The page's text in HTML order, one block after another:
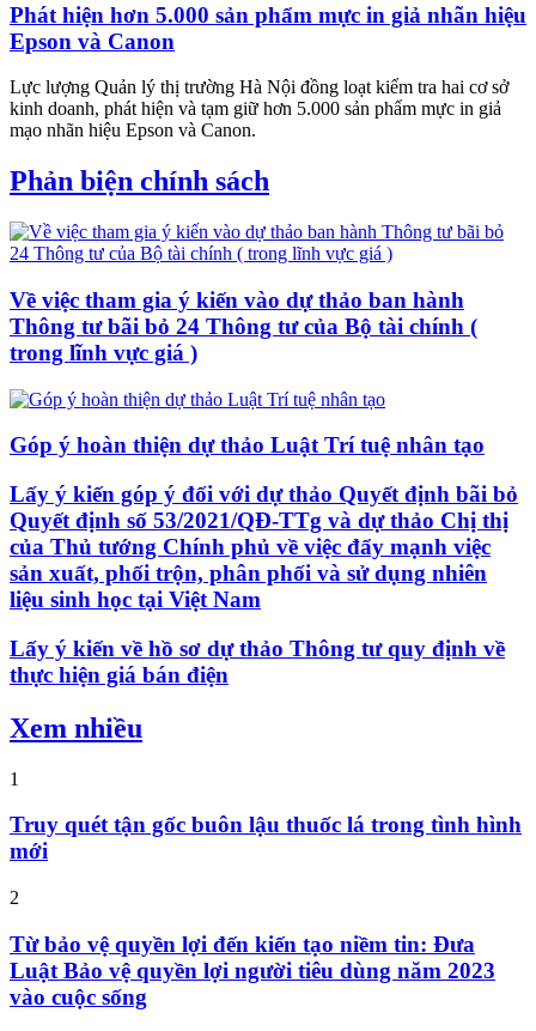
Phát hiện hơn 5.000 sản phẩm mực in giả nhãn hiệu
Epson và Canon
Lực lượng Quản lý thị trường Hà Nội đồng loạt kiểm tra hai cơ sở
kinh doanh, phát hiện và tạm giữ hơn 5.000 sản phẩm mực in giả
mạo nhãn hiệu Epson và Canon.
Phản biện chính sách
Về việc tham gia ý kiến vào dự thảo ban hành
Thông tư bãi bỏ 24 Thông tư của Bộ tài chính (
trong lĩnh vực giá )
Góp ý hoàn thiện dự thảo Luật Trí tuệ nhân tạo
Lấy ý kiến góp ý đối với dự thảo Quyết định bãi bỏ
Quyết định số 53/2021/QĐ-TTg và dự thảo Chị thị
của Thủ tướng Chính phủ về việc đẩy mạnh việc
sản xuất, phối trộn, phân phối và sử dụng nhiên
liệu sinh học tại Việt Nam
Lấy ý kiến về hồ sơ dự thảo Thông tư quy định về
thực hiện giá bán điện
Xem nhiều
1
Truy quét tận gốc buôn lậu thuốc lá trong tình hình
mới
2
Từ bảo vệ quyền lợi đến kiến tạo niềm tin: Đưa
Luật Bảo vệ quyền lợi người tiêu dùng năm 2023
vào cuộc sống